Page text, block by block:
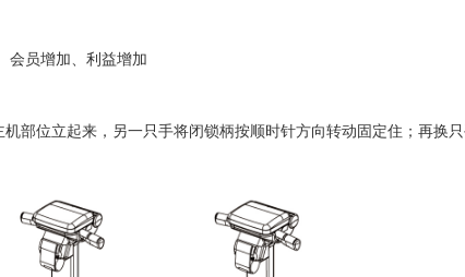
会员增加、利益增加
部位立起来，另一只手将闭锁柄按顺时针方向转动固定住；再换